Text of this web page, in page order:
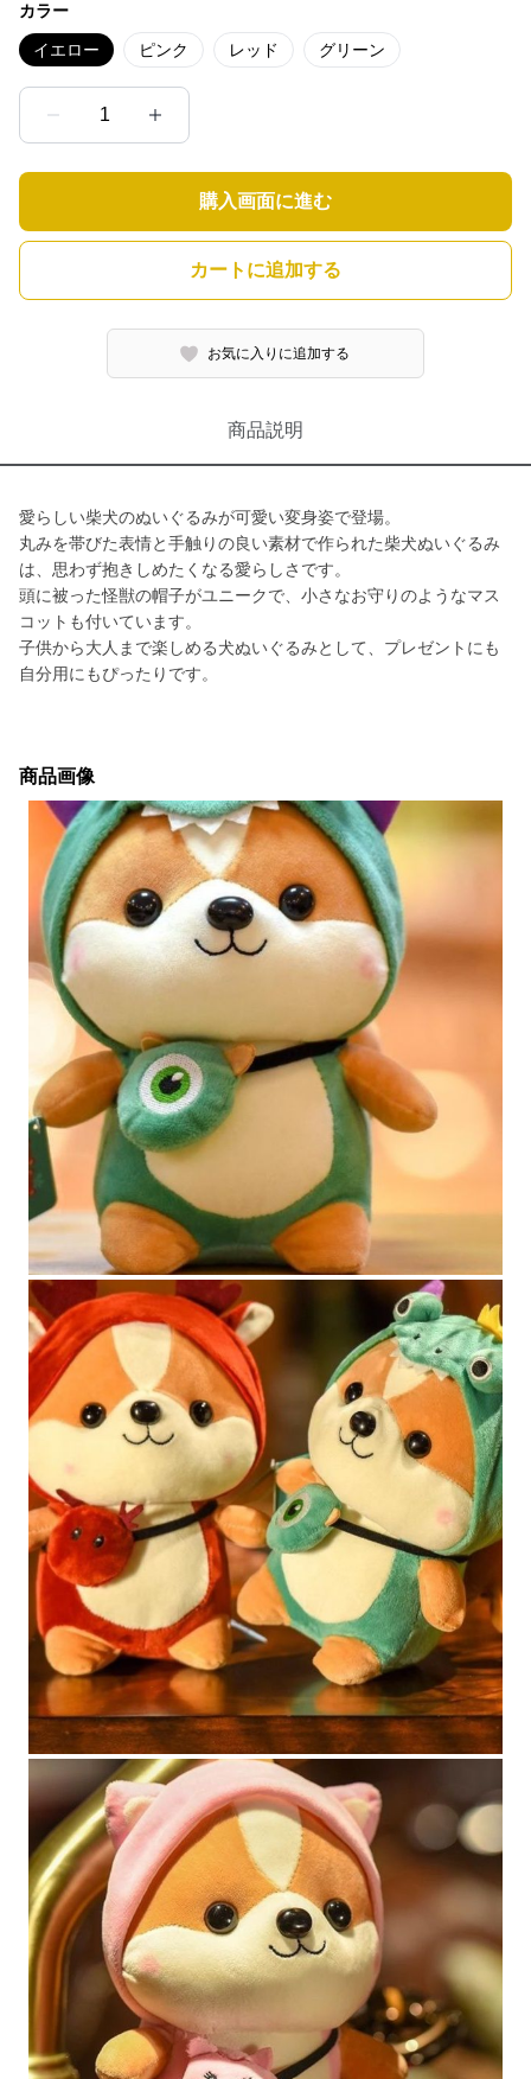
カラー
イエロー ピンク レッド グリーン
1
購入画面に進む
カートに追加する
お気に入りに追加する
商品説明
愛らしい柴犬のぬいぐるみが可愛い変身姿で登場。
丸みを帯びた表情と手触りの良い素材で作られた柴犬ぬいぐるみ
は、思わず抱きしめたくなる愛らしさです。
頭に被った怪獣の帽子がユニークで、小さなお守りのようなマス
コットも付いています。
子供から大人まで楽しめる犬ぬいぐるみとして、プレゼントにも
自分用にもぴったりです。
商品画像